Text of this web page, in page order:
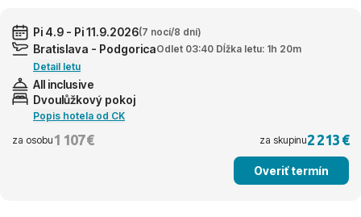
Pi 4.9 - Pi 11.9.2026(7 nocí/8 dní)
Bratislava - PodgoricaOdlet 03:40 Dĺžka letu: 1h 20m
Detail letu
All inclusive
Dvoulůžkový pokoj
Popis hotela od CK
za osobu 1 107 € za skupinu2 213 €
Overiť termín